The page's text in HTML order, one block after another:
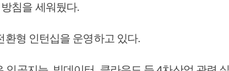
침을 세워뒀다.
환형 인턴십을 운영하고 있다.